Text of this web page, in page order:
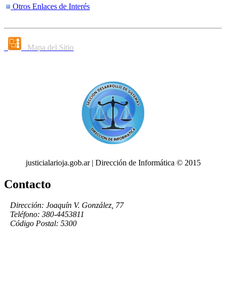
Otros Enlaces de Interés
Mapa del Sitio
justicialarioja.gob.ar | Dirección de Informática © 2015
Contacto
Dirección: Joaquín V. González, 77
Teléfono: 380-4453811
Código Postal: 5300